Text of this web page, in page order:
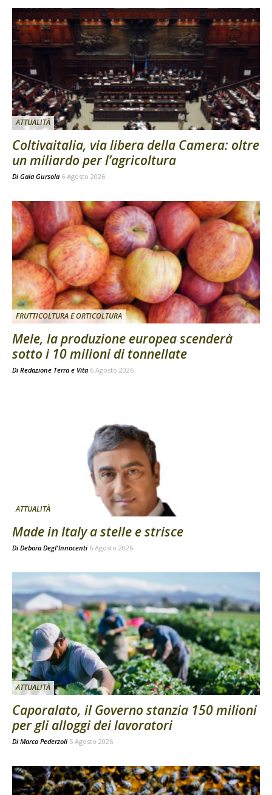
ATTUALITÀ
Coltivaitalia, via libera della Camera: oltre
un miliardo per l’agricoltura
Di Gaia Gursola 6 Agosto 2026
FRUTTICOLTURA E ORTICOLTURA
Mele, la produzione europea scenderà
sotto i 10 milioni di tonnellate
Di Redazione Terra e Vita 6 Agosto 2026
ATTUALITÀ
Made in Italy a stelle e strisce
Di Debora Degl'Innocenti 6 Agosto 2026
ATTUALITÀ
Caporalato, il Governo stanzia 150 milioni
per gli alloggi dei lavoratori
Di Marco Pederzoli 5 Agosto 2026